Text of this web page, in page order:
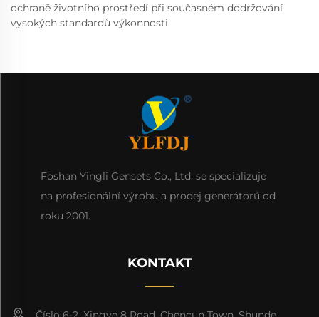
ochraně životního prostředí při současném dodržování
vysokých standardů výkonnosti.
Foshan Yingli Gensets Co., Ltd. se specializuje
na profesionální výrobu a prodej generátorů od
roku 2001.
KONTAKT